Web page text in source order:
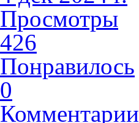
Просмотры
426
Понравилось
0
Комментарии